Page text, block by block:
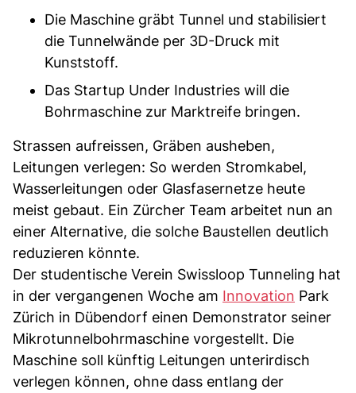
Die Maschine gräbt Tunnel und stabilisiert
die Tunnelwände per 3D-Druck mit
Kunststoff.
Das Startup Under Industries will die
Bohrmaschine zur Marktreife bringen.
Strassen aufreissen, Gräben ausheben,
Leitungen verlegen: So werden Stromkabel,
Wasserleitungen oder Glasfasernetze heute
meist gebaut. Ein Zürcher Team arbeitet nun an
einer Alternative, die solche Baustellen deutlich
reduzieren könnte.
Der studentische Verein Swissloop Tunneling hat
in der vergangenen Woche am Innovation Park
Zürich in Dübendorf einen Demonstrator seiner
Mikrotunnelbohrmaschine vorgestellt. Die
Maschine soll künftig Leitungen unterirdisch
verlegen können, ohne dass entlang der